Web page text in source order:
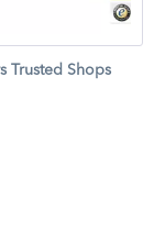
Trusted Shops